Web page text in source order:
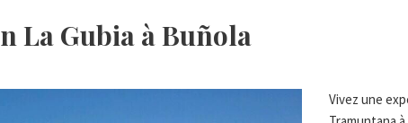
La Gubia à Buñola
Vivez une